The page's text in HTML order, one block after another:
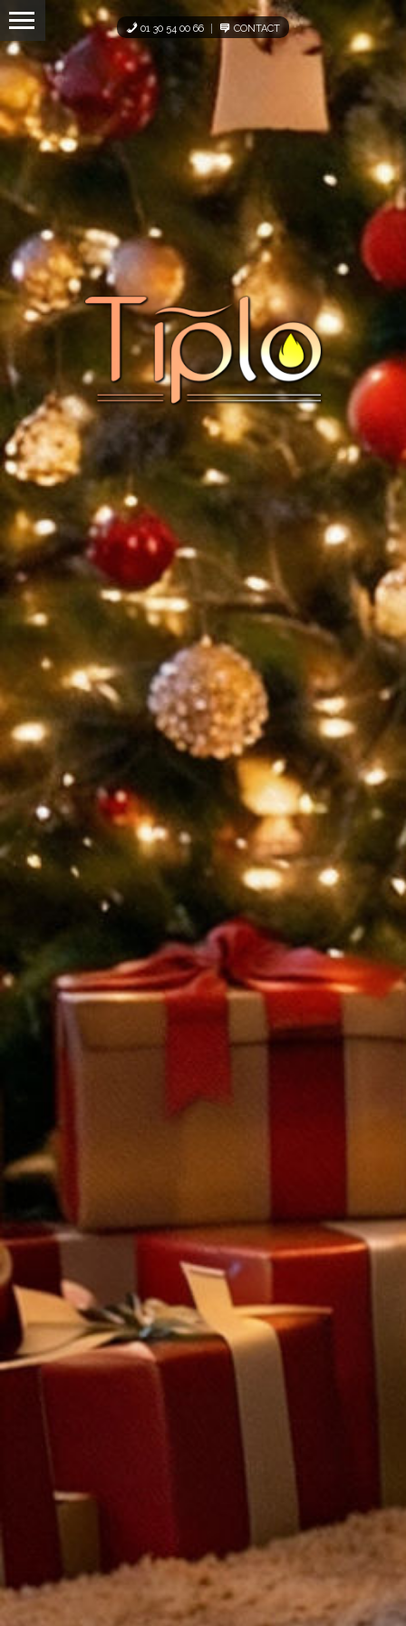
Panneau de gestion des cookies
01 30 54 00 66 CONTACT